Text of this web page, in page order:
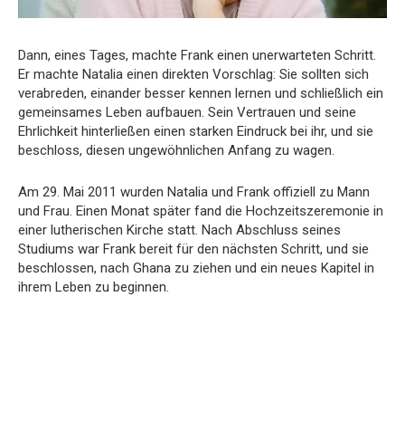
Dann, eines Tages, machte Frank einen unerwarteten Schritt.
Er machte Natalia einen direkten Vorschlag: Sie sollten sich
verabreden, einander besser kennen lernen und schließlich ein
gemeinsames Leben aufbauen. Sein Vertrauen und seine
Ehrlichkeit hinterließen einen starken Eindruck bei ihr, und sie
beschloss, diesen ungewöhnlichen Anfang zu wagen.
Am 29. Mai 2011 wurden Natalia und Frank offiziell zu Mann
und Frau. Einen Monat später fand die Hochzeitszeremonie in
einer lutherischen Kirche statt. Nach Abschluss seines
Studiums war Frank bereit für den nächsten Schritt, und sie
beschlossen, nach Ghana zu ziehen und ein neues Kapitel in
ihrem Leben zu beginnen.